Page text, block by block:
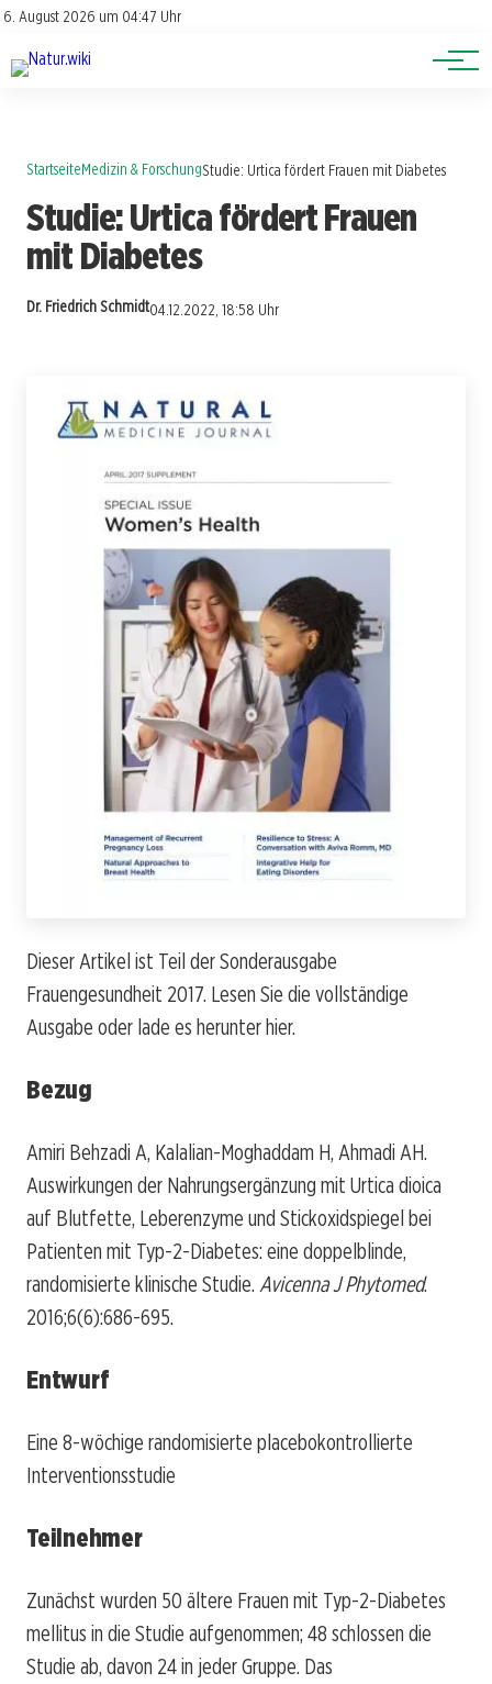
6. August 2026 um 04:47 Uhr
Account
Lexikon
Themen
StartseiteMedizin & ForschungStudie: Urtica fördert Frauen mit Diabetes
Studie: Urtica fördert Frauen
mit Diabetes
Dr. Friedrich Schmidt04.12.2022, 18:58 Uhr
Dieser Artikel ist Teil der Sonderausgabe
Frauengesundheit 2017. Lesen Sie die vollständige
Ausgabe oder lade es herunter hier.
Bezug
Amiri Behzadi A, Kalalian-Moghaddam H, Ahmadi AH.
Auswirkungen der Nahrungsergänzung mit Urtica dioica
auf Blutfette, Leberenzyme und Stickoxidspiegel bei
Patienten mit Typ-2-Diabetes: eine doppelblinde,
randomisierte klinische Studie. Avicenna J Phytomed.
2016;6(6):686-695.
Entwurf
Eine 8-wöchige randomisierte placebokontrollierte
Interventionsstudie
Teilnehmer
Zunächst wurden 50 ältere Frauen mit Typ-2-Diabetes
mellitus in die Studie aufgenommen; 48 schlossen die
Studie ab, davon 24 in jeder Gruppe. Das